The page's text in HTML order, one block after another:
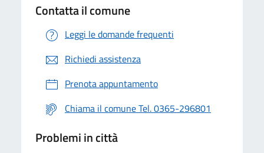
Contatta il comune
Leggi le domande frequenti
Richiedi assistenza
Prenota appuntamento
Chiama il comune Tel. 0365-296801
Problemi in città